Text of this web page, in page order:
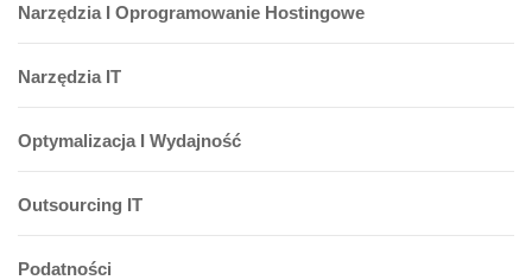
Narzędzia I Oprogramowanie Hostingowe
Narzędzia IT
Optymalizacja I Wydajność
Outsourcing IT
Podatności